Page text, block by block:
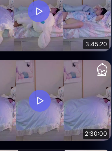
3:45:20
2:30:00